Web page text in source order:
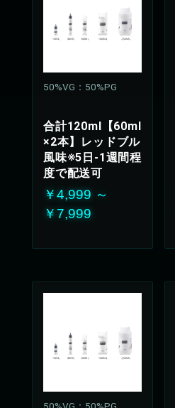
50%VG：50%PG
合計120ml【60ml
×2本】レッドブル
風味※5日-1週間程
度で配送可
￥4,999 ～
￥7,999